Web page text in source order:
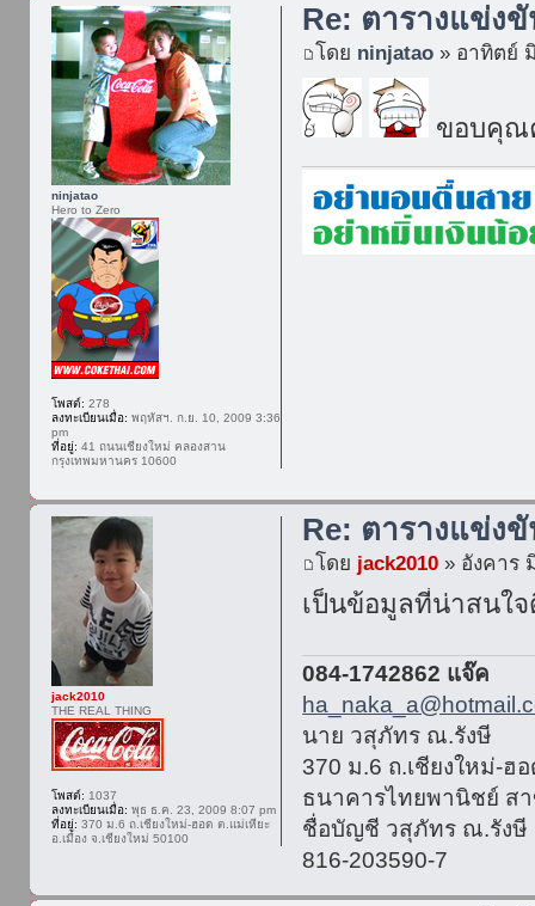
Re: ตารางแข่ง
โดย ninjatao » อาทิตย์
ขอบคุณ
ninjatao
Hero to Zero
โพสต์: 278
ลงทะเบียนเมื่อ: พฤหัสฯ. ก.ย. 10, 2009 3:36
pm
ที่อยู่: 41 ถนนเชียงใหม่ คลองสาน
กรุงเทพมหานคร 10600
Re: ตารางแข่ง
โดย jack2010 » อังคาร
เป็นข้อมูลที่น่าสนใ
084-1742862 แจ๊ค
นาย วสุภัทร ณ.รังษี
370 ม.6 ถ.เชียงใหม่-ฮ
ธนาคารไทยพานิชย์ ส
ชื่อบัญชี วสุภัทร ณ.รังษี
816-203590-7
jack2010
THE REAL THING
โพสต์: 1037
ลงทะเบียนเมื่อ: พุธ ธ.ค. 23, 2009 8:07 pm
ที่อยู่: 370 ม.6 ถ.เชียงใหม่-ฮอด ต.แม่เหียะ
อ.เมือง จ.เชียงใหม่ 50100